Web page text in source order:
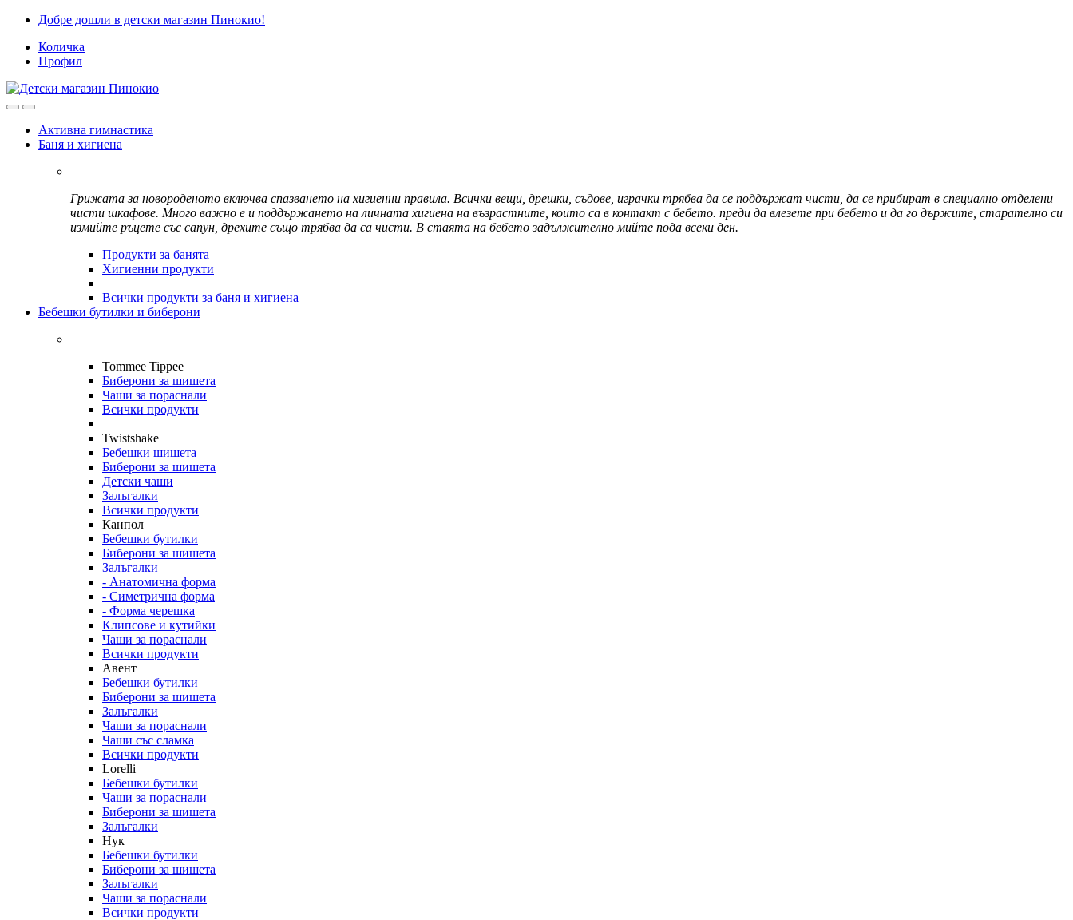
Skip
navigation
Skip
content
Добре дошли в детски магазин Пинокио!
Количка
Профил
Активна гимнастика
Баня и хигиена
Грижата за новороденото включва спазването на хигиенни правила. Всички вещи, дрешки, съдове, играчки трябва да се поддържат чисти, да се прибират в специално отделени
чисти шкафове. Много важно е и поддържането на личната хигиена на възрастните, които са в контакт с бебето. преди да влезете при бебето и да го държите, старателно си
измийте ръцете със сапун, дрехите също трябва да са чисти. В стаята на бебето задължително мийте пода всеки ден.
Продукти за банята
Хигиенни продукти
Всички продукти за баня и хигиена
Бебешки бутилки и биберони
Tommee Tippee
Биберони за шишета
Чаши за пораснали
Всички продукти
Twistshake
Бебешки шишета
Биберони за шишета
Детски чаши
Залъгалки
Всички продукти
Канпол
Бебешки бутилки
Биберони за шишета
Залъгалки
- Анатомична форма
- Симетрична форма
- Форма черешка
Клипсове и кутийки
Чаши за пораснали
Всички продукти
Авент
Бебешки бутилки
Биберони за шишета
Залъгалки
Чаши за пораснали
Чаши със сламка
Всички продукти
Lorelli
Бебешки бутилки
Чаши за пораснали
Биберони за шишета
Залъгалки
Нук
Бебешки бутилки
Биберони за шишета
Залъгалки
Чаши за пораснали
Всички продукти